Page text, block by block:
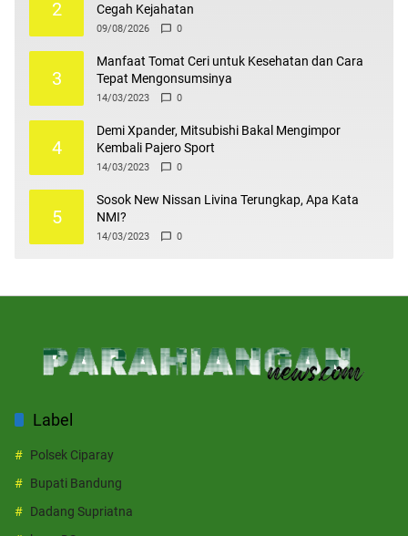
2
Cegah Kejahatan
09/08/2026 0
3
Manfaat Tomat Ceri untuk Kesehatan dan Cara
Tepat Mengonsumsinya
14/03/2023 0
4
Demi Xpander, Mitsubishi Bakal Mengimpor
Kembali Pajero Sport
14/03/2023 0
5
Sosok New Nissan Livina Terungkap, Apa Kata
NMI?
14/03/2023 0
Label
Polsek Ciparay
Bupati Bandung
Dadang Supriatna